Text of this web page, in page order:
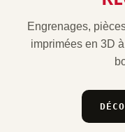
Engrenages,
imprimées en 3D